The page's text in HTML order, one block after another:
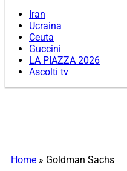
Iran
Ucraina
Ceuta
Guccini
LA PIAZZA 2026
Ascolti tv
Home » Goldman Sachs